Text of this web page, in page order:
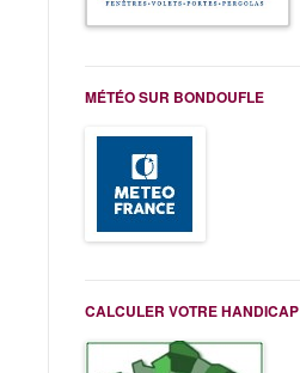
MÉTÉO SUR BONDOUFLE
CALCULER VOTRE HANDICAP